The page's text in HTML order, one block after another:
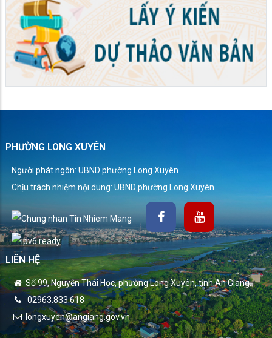
PHƯỜNG LONG XUYÊN
Người phát ngôn: UBND phường Long Xuyên
Chịu trách nhiệm nội dung: UBND phường Long Xuyên
LIÊN HỆ
Số 99, Nguyễn Thái Học, phường Long Xuyên, tỉnh An Giang.
02963.833.618
longxuyen@angiang.gov.vn